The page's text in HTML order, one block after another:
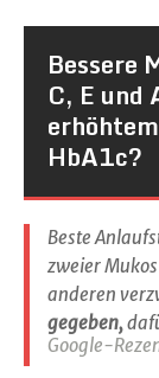
Bessere
C, E und
HbA1c?
Beste
zweier
anderen
gegeben,
Google-